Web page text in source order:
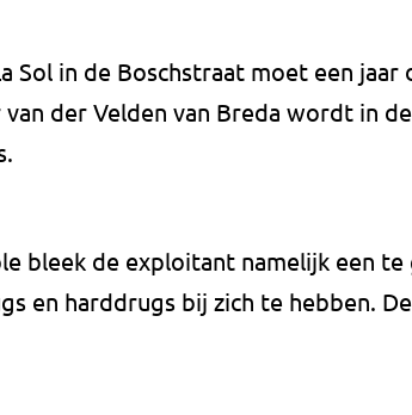
Sol in de Boschstraat moet een jaar
der Velden van Breda wordt in
bleek de exploitant namelijk een
en harddrugs bij zich te hebben.